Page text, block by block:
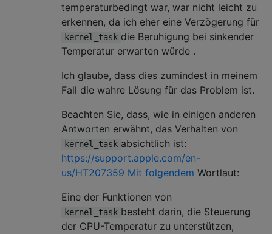
temperaturbedingt war, war nicht leicht zu
erkennen, da ich eher eine Verzögerung für
kernel_task die Beruhigung bei sinkender
Temperatur erwarten würde .
Ich glaube, dass dies zumindest in meinem
Fall die wahre Lösung für das Problem ist.
Beachten Sie, dass, wie in einigen anderen
Antworten erwähnt, das Verhalten von
kernel_task absichtlich ist:
https://support.apple.com/en-
us/HT207359 Mit folgendem Wortlaut:
Eine der Funktionen von
kernel_task besteht darin, die Steuerung
der CPU-Temperatur zu unterstützen,